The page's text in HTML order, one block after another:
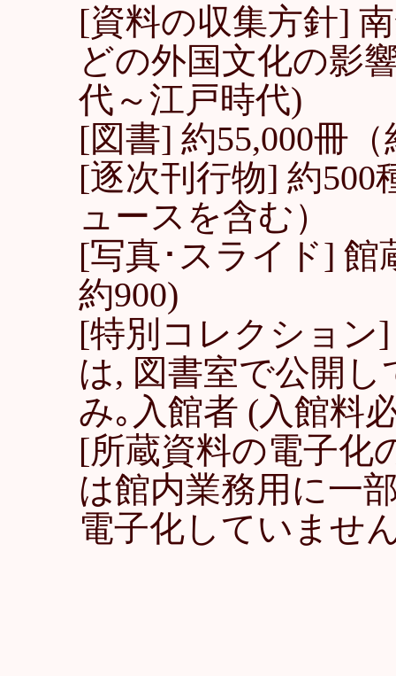
[資料の収集方針]
どの外国文化の影
代～江戸時代)
[図書] 約55,000冊
[逐次刊行物] 約500
ュースを含む）
[写真･スライド] 館
約900)
[特別コレクション
は, 図書室で公開し
み｡入館者 (入館料
[所蔵資料の電子化
は館内業務用に一
電子化していませ